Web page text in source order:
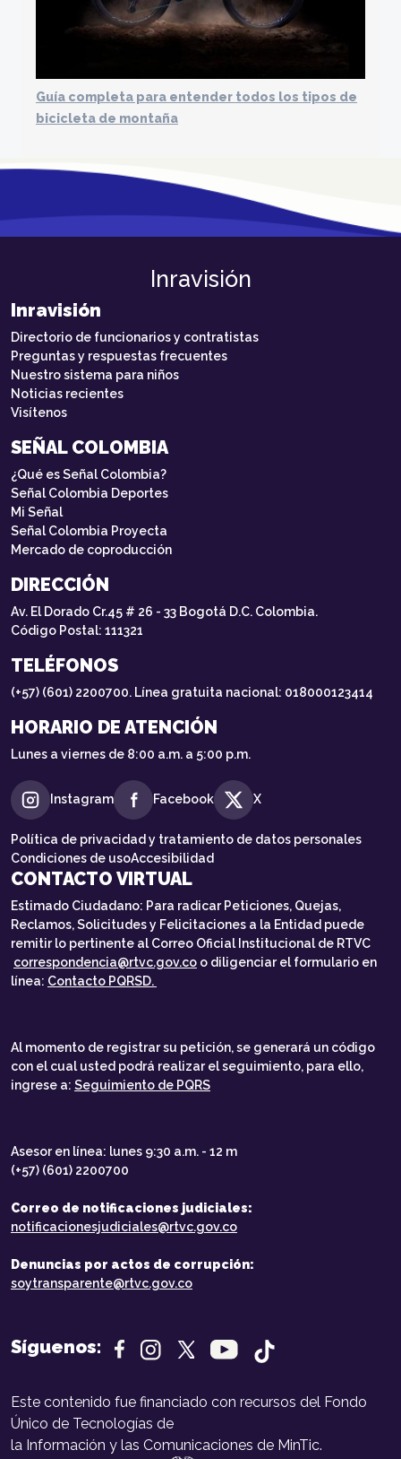
Guía completa para entender todos los tipos de
bicicleta de montaña
Inravisión
Inravisión
Directorio de funcionarios y contratistas
Preguntas y respuestas frecuentes
Nuestro sistema para niños
Noticias recientes
Visítenos
SEÑAL COLOMBIA
¿Qué es Señal Colombia?
Señal Colombia Deportes
Mi Señal
Señal Colombia Proyecta
Mercado de coproducción
DIRECCIÓN
Av. El Dorado Cr.45 # 26 - 33 Bogotá D.C. Colombia.
Código Postal: 111321
TELÉFONOS
(+57) (601) 2200700. Línea gratuita nacional: 018000123414
HORARIO DE ATENCIÓN
Lunes a viernes de 8:00 a.m. a 5:00 p.m.
Instagram Facebook X
Política de privacidad y tratamiento de datos personales
Condiciones de usoAccesibilidad
CONTACTO VIRTUAL
Estimado Ciudadano: Para radicar Peticiones, Quejas,
Reclamos, Solicitudes y Felicitaciones a la Entidad puede
remitir lo pertinente al Correo Oficial Institucional de RTVC
correspondencia@rtvc.gov.co o diligenciar el formulario en
línea: Contacto PQRSD.
Al momento de registrar su petición, se generará un código
con el cual usted podrá realizar el seguimiento, para ello,
ingrese a: Seguimiento de PQRS
Asesor en línea: lunes 9:30 a.m. - 12 m
(+57) (601) 2200700
Correo de notificaciones judiciales:
notificacionesjudiciales@rtvc.gov.co
Denuncias por actos de corrupción:
soytransparente@rtvc.gov.co
Síguenos:
Este contenido fue financiado con recursos del Fondo
Único de Tecnologías de
la Información y las Comunicaciones de MinTic.